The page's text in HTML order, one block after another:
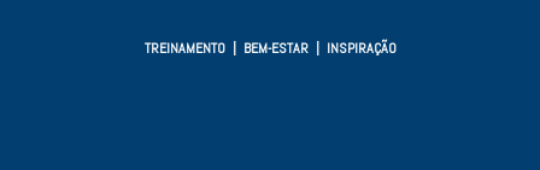
TREINAMENTO | BEM-ESTAR | INSPIRAÇÃO